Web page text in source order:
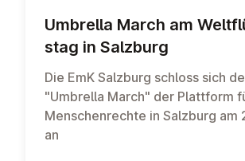
Umbrella March am
stag in Salzburg
Die EmK Salzburg schloss sich
"Umbrella March" der Plattform
Menschenrechte in Salzburg am
an